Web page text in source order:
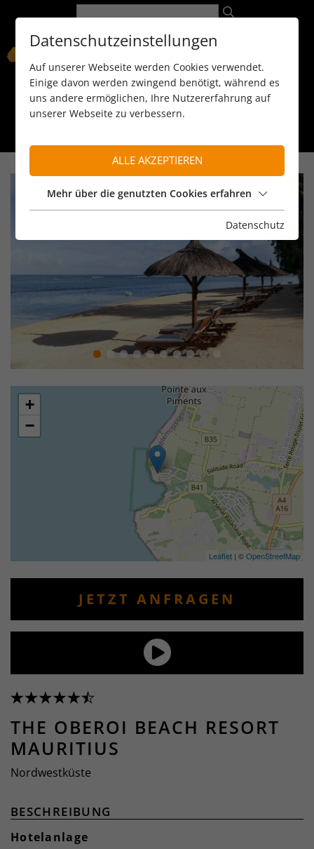
089 / 8 11 90 15
+
−
Leaflet | ©OpenStreetMap
JETZT ANFRAGEN
THE OBEROI BEACH RESORT
MAURITIUS
Nordwestküste
BESCHREIBUNG
Hotelanlage
Datenschutzeinstellungen
Auf unserer Webseite werden Cookies verwendet.
Einige davon werden zwingend benötigt, während es
uns andere ermöglichen, Ihre Nutzererfahrung auf
unserer Webseite zu verbessern.
ALLE AKZEPTIEREN
Mehr über die genutzten Cookies erfahren
Datenschutz